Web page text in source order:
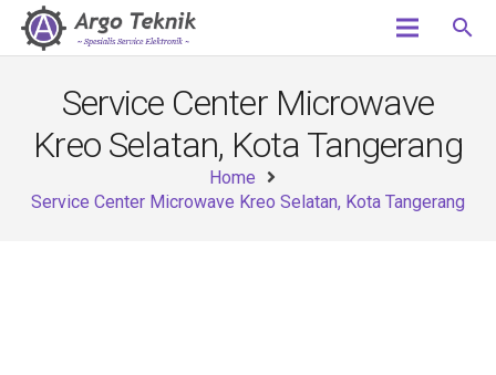
search
Service Center Microwave
Kreo Selatan, Kota Tangerang
Home
Service Center Microwave Kreo Selatan, Kota Tangerang